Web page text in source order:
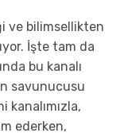
ve bilimsellikten
İşte tam da
bu kanalı
savunucusu
kanalımızla,
ederken,